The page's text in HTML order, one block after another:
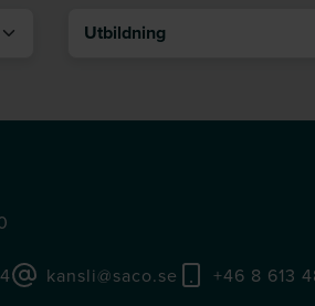
kansli@saco.se +46 8 613